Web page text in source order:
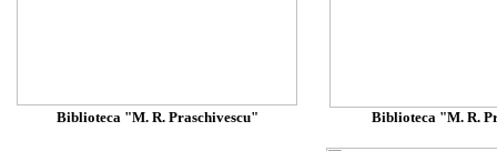
Biblioteca "M. R. Praschivescu" Biblioteca "M. R.